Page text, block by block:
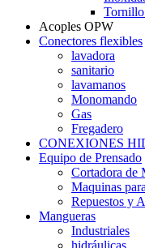
Acoples OPW
Conectores flexibles
lavadora
sanitario
lavamanos
Monomando
Gas
Fregadero
CONEXIONES
Equipo de Prensado
Cortadora de
Maquinas
Repuestos y
Mangueras
Industriales
hidráulicas